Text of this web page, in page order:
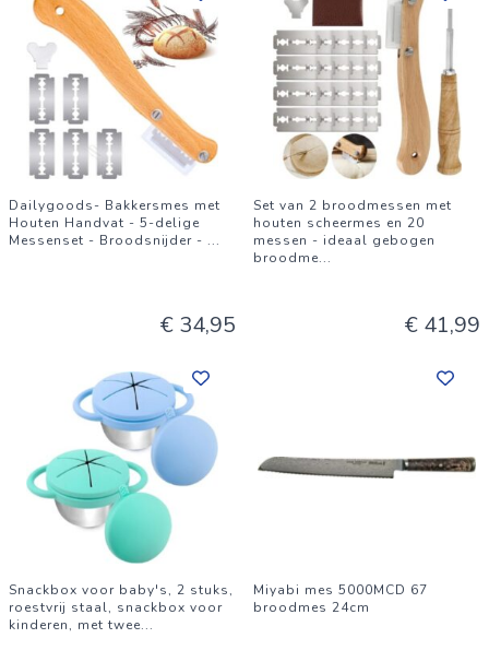
Dailygoods- Bakkersmes met
Houten Handvat - 5-delige
Messenset - Broodsnijder - ...
€ 34,95
Set van 2 broodmessen met
houten scheermes en 20
messen - ideaal gebogen
broodme...
€ 41,99
Snackbox voor baby's, 2 stuks,
roestvrij staal, snackbox voor
kinderen, met twee...
Miyabi mes 5000MCD 67
broodmes 24cm